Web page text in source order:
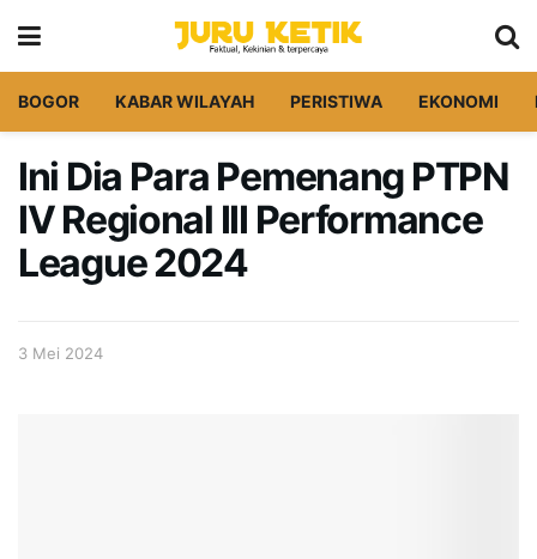
BOGOR KABAR WILAYAH PERISTIWA EKONOMI
Ini Dia Para Pemenang PTPN
IV Regional III Performance
League 2024
3 Mei 2024